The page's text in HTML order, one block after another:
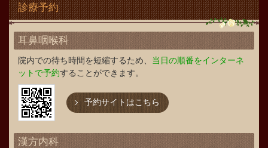
診療予約
耳鼻咽喉科
院内での待ち時間を短縮するため、 当日の順番をインターネ
ットで予約することができます。
予約サイトはこちら
漢方内科